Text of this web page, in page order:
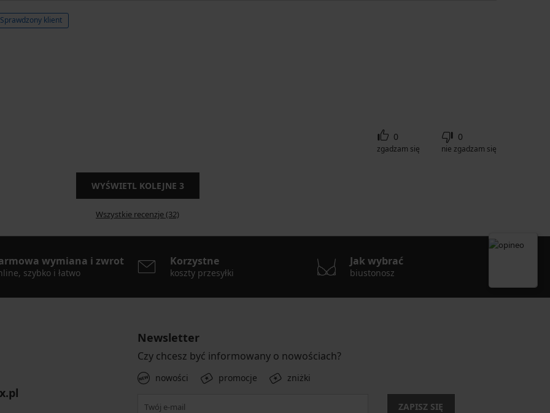
Sprawdzony klient
0
zgadzam się
0
nie zgadzam się
WYŚWIETL KOLEJNE 3
Wszystkie recenzje (32)
wymiana i zwrot
szybko i łatwo
Korzystne
koszty przesyłki
Jak wybrać
biustonosz
Newsletter
Czy chcesz być informowany o nowościach?
nowości promocje zniżki
ZAPISZ SIĘ